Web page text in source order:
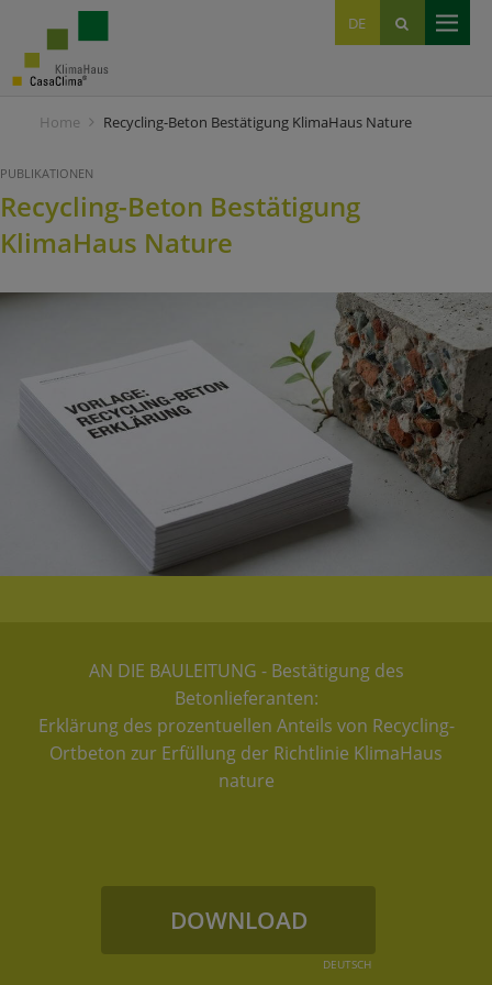
DE
IT
EN
Home Recycling-Beton Bestätigung KlimaHaus Nature
PUBLIKATIONEN
Recycling-Beton Bestätigung
KlimaHaus Nature
AN DIE BAULEITUNG - Bestätigung des
Betonlieferanten:
Erklärung des prozentuellen Anteils von Recycling-
Ortbeton zur Erfüllung der Richtlinie KlimaHaus
nature
DOWNLOAD
DEUTSCH